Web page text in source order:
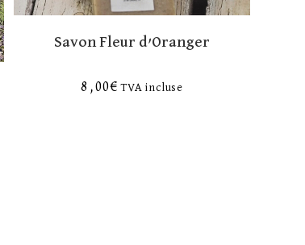
Savon Fleur d’Oranger
8,00€ TVA incluse